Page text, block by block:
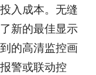
入成本。无缝
新的最佳显示
的高清监控画
警或联动控